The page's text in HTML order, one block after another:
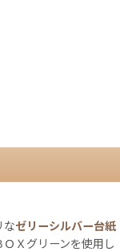
なゼリーシルバー台紙
Ｘグリーンを使用し